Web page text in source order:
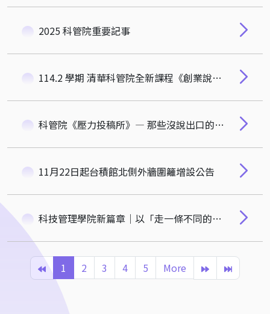
2025 科管院重要記事
114.2 學期 清華科管院全新課程《創業說書人：從夢想到市場的真實旅程》
科管院《壓力投稿所》— 那些沒說出口的煩惱
11月22日起台積館北側外牆圍籬增設公告
科技管理學院新篇章｜以「走一條不同的路」展望跨域融合與創新治理
1 2 3 4 5 More